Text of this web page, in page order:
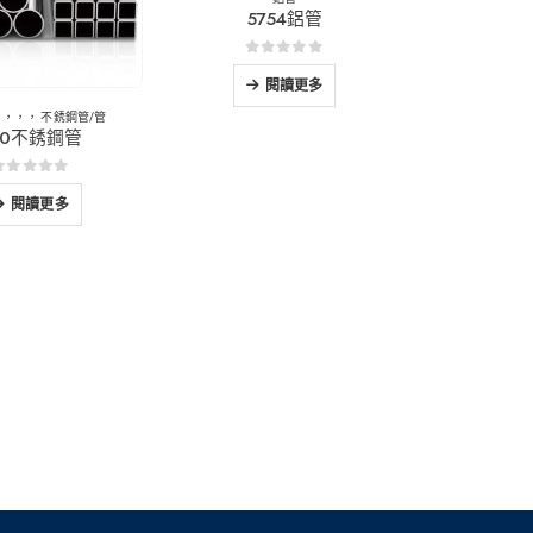
，，，不銹鋼管/管
不銹鋼管
5分
閱讀更多
5754鋁管
05分
閱讀更多